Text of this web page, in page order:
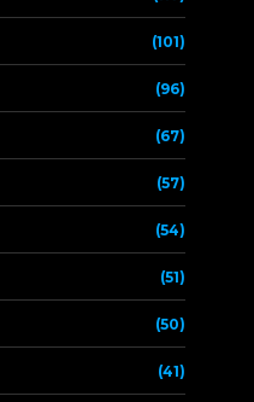
(101)
(96)
(67)
(57)
(54)
(51)
(50)
(41)